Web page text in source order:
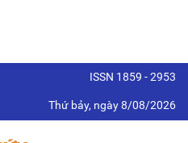
ISSN 1859 - 2953
Thứ bảy, ngày 8/08/2026